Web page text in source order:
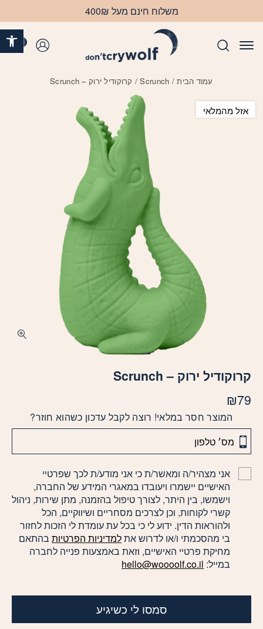
משלוח חינם מעל 400₪
עמוד הבית/
Scrunch/ קרוקודיל ירוק – Scrunch
קרוקודיל ירוק – Scrunch
₪79
המוצר חסר במלאי! רוצה לקבל עדכון כשהוא חוזר?
אני מצהיר/ה ומאשר/ת כי אני מודע/ת לכך שפרטיי
האישיים יישמרו ויעובדו במאגרי המידע של החברה,
וישמשו, בין היתר, לצורך טיפול בהזמנה, מתן שירות, ניהול
קשרי לקוחות, וכן לצרכים מסחריים ושיווקיים, הכל
ולהוראות הדין. ידוע לי כי בכל עת עומדת לי הזכות לחזור
בי מהסכמתי ו/או לדרוש אתלמדיניות הפרטיותבהתאם
מחיקת פרטיי האישיים, וזאת באמצעות פנייה לחברה
במייל: hello@woooolf.co.il
סמסו לי כשיגיע
אזל מהמלאי